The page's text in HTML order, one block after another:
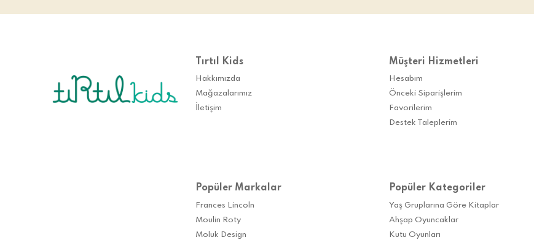
Tırtıl Kids
Hakkımızda
Mağazalarımız
İletişim
Müşteri Hizmetleri
Hesabım
Önceki Siparişlerim
Favorilerim
Destek Taleplerim
Popüler Markalar
Frances Lincoln
Moulin Roty
Moluk Design
Popüler Kategoriler
Yaş Gruplarına Göre Kitaplar
Ahşap Oyuncaklar
Kutu Oyunları